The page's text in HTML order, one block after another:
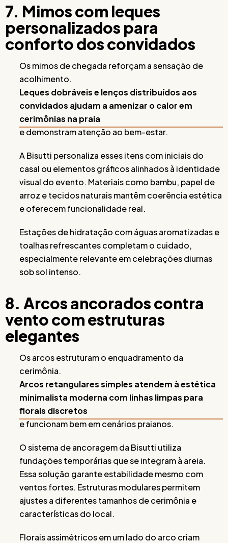
7. Mimos com leques
personalizados para
conforto dos convidados
Os mimos de chegada reforçam a sensação de
acolhimento.
Leques dobráveis e lenços distribuídos aos
convidados ajudam a amenizar o calor em
cerimônias na praia
e demonstram atenção ao bem-estar.
A Bisutti personaliza esses itens com iniciais do
casal ou elementos gráficos alinhados à identidade
visual do evento. Materiais como bambu, papel de
arroz e tecidos naturais mantêm coerência estética
e oferecem funcionalidade real.
Estações de hidratação com águas aromatizadas e
toalhas refrescantes completam o cuidado,
especialmente relevante em celebrações diurnas
sob sol intenso.
8. Arcos ancorados contra
vento com estruturas
elegantes
Os arcos estruturam o enquadramento da
cerimônia.
Arcos retangulares simples atendem à estética
minimalista moderna com linhas limpas para
florais discretos
e funcionam bem em cenários praianos.
O sistema de ancoragem da Bisutti utiliza
fundações temporárias que se integram à areia.
Essa solução garante estabilidade mesmo com
ventos fortes. Estruturas modulares permitem
ajustes a diferentes tamanhos de cerimônia e
características do local.
Florais assimétricos em um lado do arco criam